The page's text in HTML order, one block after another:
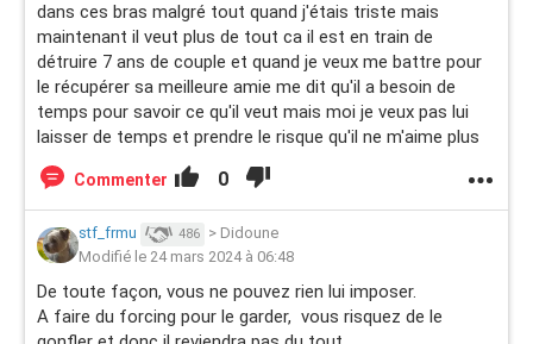
dans ces bras malgré tout quand j'étais triste mais
maintenant il veut plus de tout ca il est en train de
détruire 7 ans de couple et quand je veux me battre pour
le récupérer sa meilleure amie me dit qu'il a besoin de
temps pour savoir ce qu'il veut mais moi je veux pas lui
laisser de temps et prendre le risque qu'il ne m'aime plus
Commenter 0
stf_frmu 486 > Didoune
Modifié le 24 mars 2024 à 06:48
De toute façon, vous ne pouvez rien lui imposer.
A faire du forcing pour le garder, vous risquez de le